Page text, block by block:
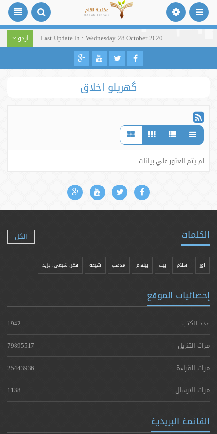
Last Update In : Wednesday 28 October 2020 اردو
گھریلو اخلاق
لم يتم العثور علي بيانات
الكلمات الكل
اور اسلام بیت بينهم مذهب شيعه فکر، شیعی، یزيد
إحصائيات الموقع
عدد الكتب
1942
مرات التنزيل
79895517
مرات القراءة
25443936
مرات الارسال
1138
القائمة البريدية